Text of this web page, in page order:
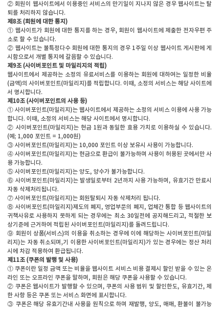
② 회원이 웹사이트에서 이용중인 서비스의 만기일이 지나지 않은 경우 웹사이트는 탈
퇴를 처리하지 않습니다.
제8조 (회원에 대한 통지)
① 웹사이트가 회원에 대한 통지를 하는 경우, 회원이 웹사이트에 제출한 전자우편 주
소로 할 수 있습니다.
② 웹사이트는 불특정다수 회원에 대한 통지의 경우 1주일 이상 웹사이트 게시판에 게
시함으로서 개별 통지에 갈음할 수 있습니다.
제9조 (사이버포인트 및 마일리지의 적립)
웹사이트에서 제공하는 소정의 유료서비스를 이용하는 회원에 대하여는 일정한 비율
(금액)의 사이버포인트(마일리지)를 적립합니다. 이때, 소정의 서비스는 해당 사이트에
서 명시합니다.
제10조 (사이버포인트의 사용 등)
① 사이버포인트(마일리지)는 웹사이트에서 제공하는 소정의 서비스 이용에 사용 가능
합니다. 이때, 소정의 서비스는 해당 사이트에서 명시합니다.
② 사이버포인트(마일리지)는 현금 1원과 동일한 효용 가치로 이용하실 수 있습니다.
(예; 1,000 포인트 = 1,000원)
③ 사이버포인트(마일리지)는 10,000 포인트 이상 보유시 사용이 가능합니다.
④ 사이버포인트(마일리지)는 현금으로 환급이 불가능하며 사용이 허용된 곳에서만 사
용 가능합니다.
⑤ 사이버포인트(마일리지)는 양도, 양수가 불가능합니다.
⑥ 사이버포인트(마일리지)는 발생일로부터 2년까지 사용 가능하며, 유효기간 만료시
자동 삭제처리됩니다.
⑦ 사이버포인트(마일리지)는 회원탈퇴시 자동 삭제처리 됩니다.
⑧ 사이버포인트(마일리지)제도의 폐지, 영업부문의 폐지, 업체간 통합 등 웹사이트의
귀책사유로 사용하지 못하게 되는 경우에는 최소 30일전에 공지해드리고, 적절한 보
상기준에 근거하여 적립된 사이버포인트(마일리지)를 돌려드립니다.
⑨ 회원이 상품(서비스)의 이용을 취소하는 경우에 이에 해당하는 사이버포인트(마일
리지)는 자동 취소되며,기 이용한 사이버포인트(마일리지)가 있는 경우에는 정산 처리
시에 차감 적용하여 환급됩니다.
제11조 (쿠폰의 발행 및 사용)
① 쿠폰이란 일정 금액 또는 비율을 웹사이트 서비스 비용 결제시 할인 받을 수 있는 온
라인 또는 오프라인 쿠폰을 말하며, 회원은 해당 쿠폰을 사용할 수 있습니다.
② 쿠폰은 웹사이트가 발행할 수 있으며, 쿠폰의 사용 범위 및 할인한도, 유효기간, 제
한 사항 등은 쿠폰 또는 서비스 화면에 표시합니다.
③ 쿠폰은 해당 유효기간내 사용을 원칙으로 하며 재발행, 양도, 매매, 환불이 불가능